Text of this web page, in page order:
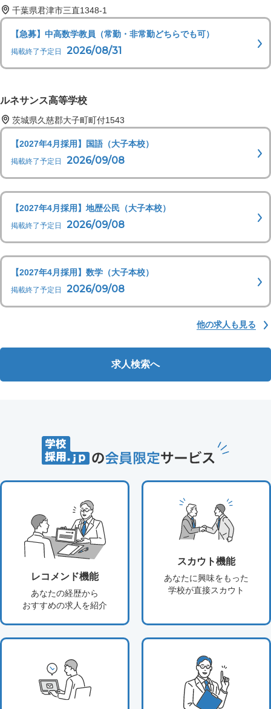
千葉県君津市三直1348-1
【急募】中高数学教員（常勤・非常勤どちらでも可）
掲載終了予定日 2026/08/31
ルネサンス高等学校
茨城県久慈郡大子町町付1543
【2027年4月採用】国語（大子本校）
掲載終了予定日 2026/09/08
【2027年4月採用】地歴公民（大子本校）
掲載終了予定日 2026/09/08
【2027年4月採用】数学（大子本校）
掲載終了予定日 2026/09/08
他の求人も見る
求人検索へ
レコメンド機能
あなたの経歴から
おすすめの求人を紹介
スカウト機能
あなたに興味をもった
学校が直接スカウト